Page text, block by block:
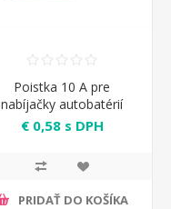
Poistka 10 A pre
nabíjačky autobatérií
Telwin
€ 0,58 s DPH
PRIDAŤ DO KOŠÍKA